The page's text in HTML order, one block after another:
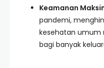
Keamanan
pandemi,
kesehatan umum
bagi banyak